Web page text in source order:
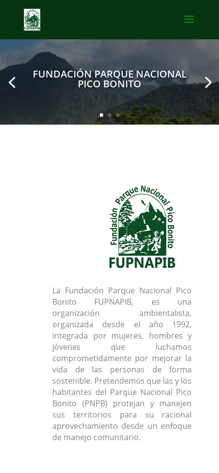
FUNDACIÓN PARQUE NACIONAL
PICO BONITO
La Fundación Parque Nacional Pico
Bonito FUPNAPIB, es una
organización ambientalista,
organizada desde el año 1992,
integrada por mujeres, hombres y
jóvenes que luchamos
comprometidamente por mejorar la
vida de las personas de forma
sostenible. Pretendemos que las y los
habitantes del Parque Nacional Pico
Bonito (PNPB) protejan y manejen
sus territorios para su racional
aprovechamiento desde un enfoque
de manejo comunitario.